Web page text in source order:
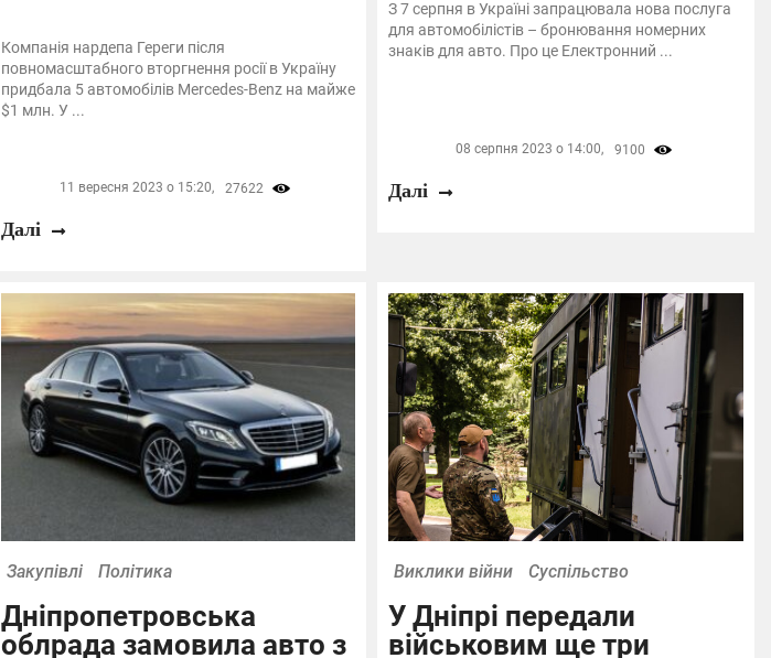
Компанія нардепа Гереги після
повномасштабного вторгнення росії в Україну
придбала 5 автомобілів Mercedes-Benz на майже
$1 млн. У ...
11 вересня 2023 о 15:20, 27622
Далі
З 7 серпня в Україні запрацювала нова послуга
для автомобілістів – бронювання номерних
знаків для авто. Про це Електронний ...
08 серпня 2023 о 14:00, 9100
Далі
Закупівлі Політика
Дніпропетровська
облрада замовила авто з
Виклики війни Суспільство
У Дніпрі передали
військовим ще три